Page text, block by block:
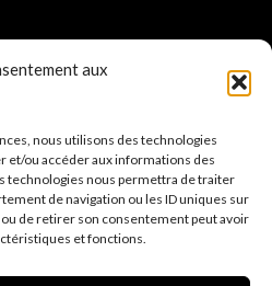
aux
nous utilisons des technologies
et/ou accéder aux informations des
technologies nous permettra de traiter
de navigation ou les ID uniques sur
ou de retirer son consentement peut avoir
et fonctions.
vente